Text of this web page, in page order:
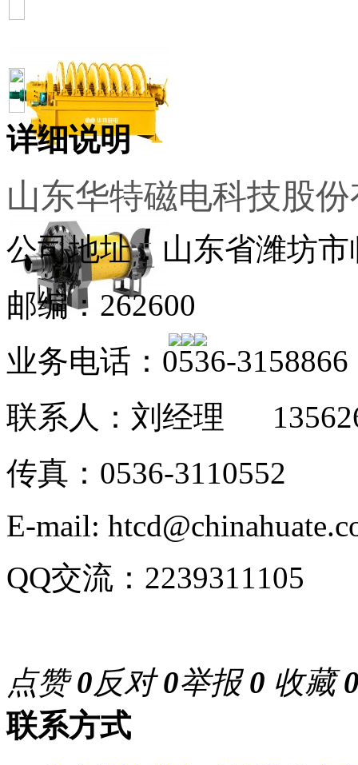
详细说明
山东华特磁电科技股
公司地址：山东省潍坊
邮编：262600
业务电话：0536-
联系人：刘经理
传真：0536-3110552
E-mail:
QQ交流：2239311105
点赞0反对0举报0 收藏
联系方式